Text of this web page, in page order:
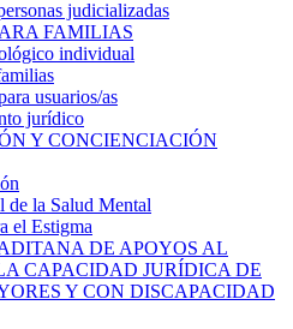
judicializadas
FAMILIAS
individual
usuarios/as
jurídico
Y CONCIENCIACIÓN
de la Salud Mental
el Estigma
DE APOYOS AL
CAPACIDAD JURÍDICA DE
Y CON DISCAPACIDAD